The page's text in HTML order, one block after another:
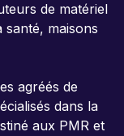
de matériel
maisons
agréés de
dans la
aux PMR et